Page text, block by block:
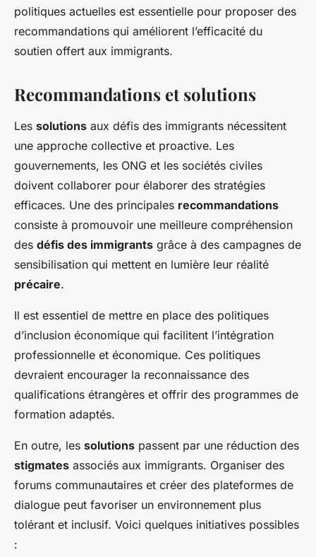
politiques actuelles est essentielle pour proposer des
recommandations qui améliorent l’efficacité du
soutien offert aux immigrants.
Recommandations et solutions
Les solutions aux défis des immigrants nécessitent
une approche collective et proactive. Les
gouvernements, les ONG et les sociétés civiles
doivent collaborer pour élaborer des stratégies
efficaces. Une des principales recommandations
consiste à promouvoir une meilleure compréhension
des défis des immigrants grâce à des campagnes de
sensibilisation qui mettent en lumière leur réalité
précaire.
Il est essentiel de mettre en place des politiques
d’inclusion économique qui facilitent l’intégration
professionnelle et économique. Ces politiques
devraient encourager la reconnaissance des
qualifications étrangères et offrir des programmes de
formation adaptés.
En outre, les solutions passent par une réduction des
stigmates associés aux immigrants. Organiser des
forums communautaires et créer des plateformes de
dialogue peut favoriser un environnement plus
tolérant et inclusif. Voici quelques initiatives possibles
: